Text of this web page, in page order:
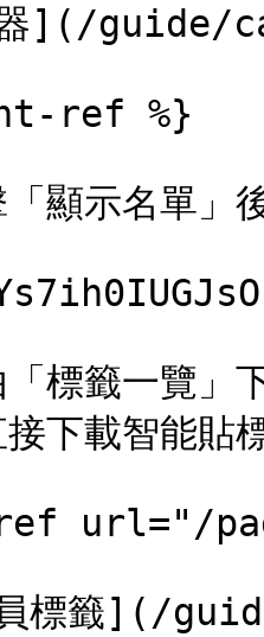
器](/guide/
ref %}
顯示名單」
標籤一覽」
下載智能貼
url="/
員標籤](/